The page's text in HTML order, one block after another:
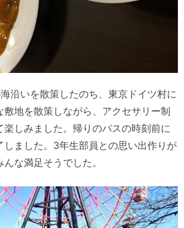
沿いを散策したのち、東京ドイツ村に
敷地を散策しながら、アクセサリー制
楽しみました。帰りのバスの時刻前に
しました。3年生部員との思い出作りが
な満足そうでした。